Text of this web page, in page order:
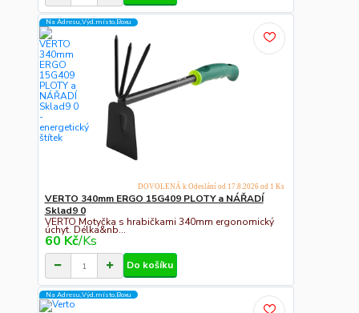
Na Adresu,Výd.místo,Boxu
VERTO 340mm ERGO 15G409 PLOTY a NÁŘADÍ
Sklad9 0
VERTO Motyčka s hrabičkami 340mm ergonomický
úchyt. Délka&nb...
60 Kč/Ks
DOVOLENÁ k Odeslání od 17.8.2026 od 1 Ks
Do košíku
Na Adresu,Výd.místo,Boxu